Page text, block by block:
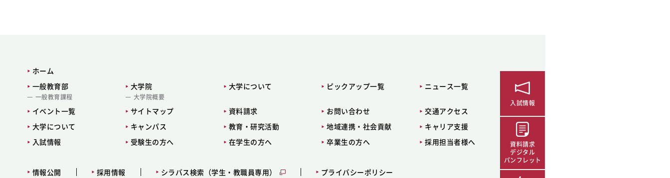
ホーム
一般教育部
一般教育課程
大学院
大学院概要
大学について ピックアップ一覧 ニュース一覧
イベント一覧 サイトマップ 資料請求 お問い合わせ
交通アクセス
大学について
キャンパス 教育・研究活動 地域連携・社会貢献
キャリア支援
入試情報
受験生の方へ 在学生の方へ 卒業生の方へ 採用担当者様へ
情報公開 採用情報 シラバス検索（学生・教職員専用） プライバシーポリシー
入試情報
資料請求
デジタル
パンフレット